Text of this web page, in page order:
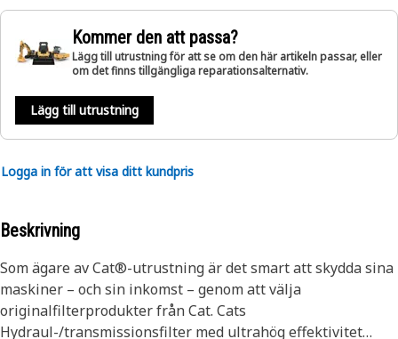
Kommer den att passa?
Lägg till utrustning för att se om den här artikeln passar, eller
om det finns tillgängliga reparationsalternativ.
Lägg till utrustning
Logga in för att visa ditt kundpris
Beskrivning
Som ägare av Cat®-utrustning är det smart att skydda sina
maskiner – och sin inkomst – genom att välja
originalfilterprodukter från Cat. Cats
Hydraul-/transmissionsfilter med ultrahög effektivitet